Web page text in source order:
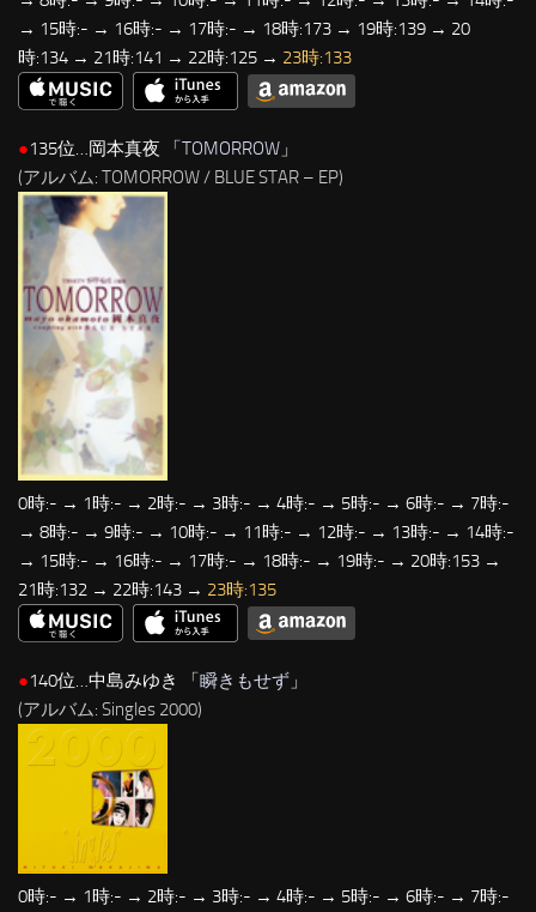
→ 15時:- → 16時:- → 17時:- → 18時:173 → 19時:139 → 20
時:134 → 21時:141 → 22時:125 → 23時:133
●135位…岡本真夜 「TOMORROW 」
(アルバム: TOMORROW / BLUE STAR – EP)
0時:- → 1時:- → 2時:- → 3時:- → 4時:- → 5時:- → 6時:- → 7時:-
→ 8時:- → 9時:- → 10時:- → 11時:- → 12時:- → 13時:- → 14時:-
→ 15時:- → 16時:- → 17時:- → 18時:- → 19時:- → 20時:153 →
21時:132 → 22時:143 → 23時:135
●140位…中島みゆき 「 瞬きもせず 」
(アルバム: Singles 2000)
0時:- → 1時:- → 2時:- → 3時:- → 4時:- → 5時:- → 6時:- → 7時:-